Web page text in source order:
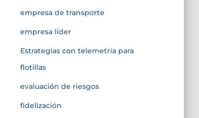
empresa de transporte
empresa líder
Estrategias con telemetría para
flotillas
evaluación de riesgos
fidelización